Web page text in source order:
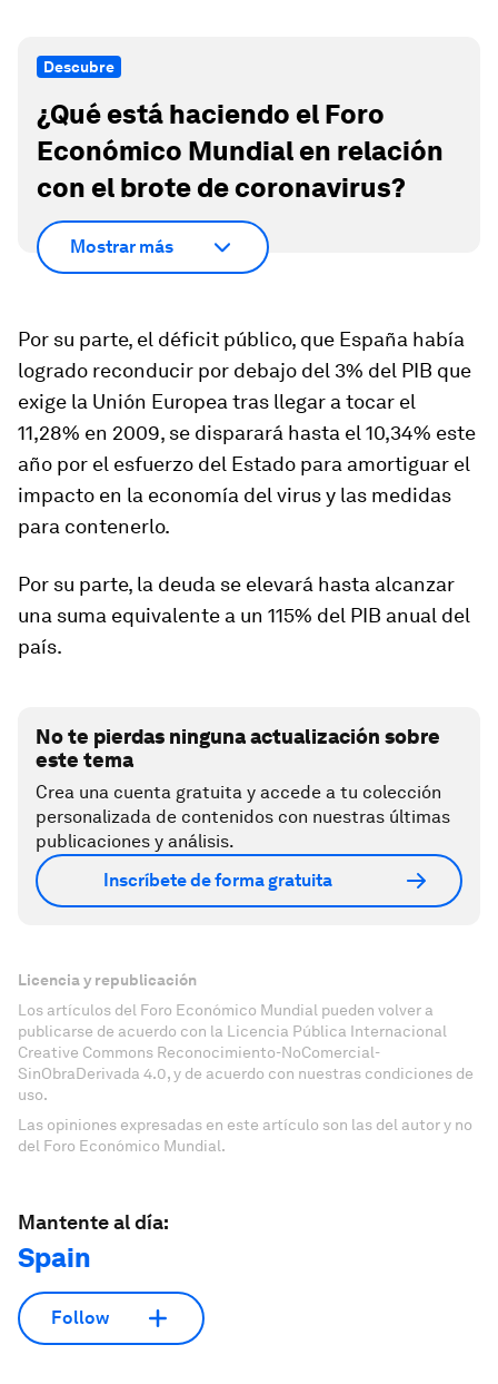
Descubre
¿Qué está haciendo el Foro
Económico Mundial en relación
con el brote de coronavirus?
Mostrar más
Por su parte, el déficit público, que España había
logrado reconducir por debajo del 3% del PIB que
exige la Unión Europea tras llegar a tocar el
11,28% en 2009, se disparará hasta el 10,34% este
año por el esfuerzo del Estado para amortiguar el
impacto en la economía del virus y las medidas
para contenerlo.
Por su parte, la deuda se elevará hasta alcanzar
una suma equivalente a un 115% del PIB anual del
país.
No te pierdas ninguna actualización sobre
este tema
Crea una cuenta gratuita y accede a tu colección
personalizada de contenidos con nuestras últimas
publicaciones y análisis.
Inscríbete de forma gratuita
Licencia y republicación
Los artículos del Foro Económico Mundial pueden volver a
publicarse de acuerdo con la Licencia Pública Internacional
Creative Commons Reconocimiento-NoComercial-
SinObraDerivada 4.0, y de acuerdo con nuestras condiciones de
uso.
Las opiniones expresadas en este artículo son las del autor y no
del Foro Económico Mundial.
Mantente al día:
Spain
Follow